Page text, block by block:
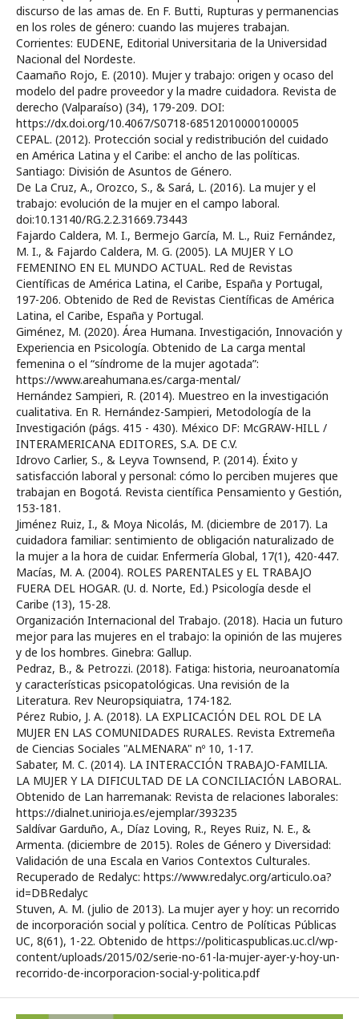
discurso de las amas de. En F. Butti, Rupturas y permanencias
en los roles de género: cuando las mujeres trabajan.
Corrientes: EUDENE, Editorial Universitaria de la Universidad
Nacional del Nordeste.
Caamaño Rojo, E. (2010). Mujer y trabajo: origen y ocaso del
modelo del padre proveedor y la madre cuidadora. Revista de
derecho (Valparaíso) (34), 179-209. DOI:
https://dx.doi.org/10.4067/S0718-68512010000100005
CEPAL. (2012). Protección social y redistribución del cuidado
en América Latina y el Caribe: el ancho de las políticas.
Santiago: División de Asuntos de Género.
De La Cruz, A., Orozco, S., & Sará, L. (2016). La mujer y el
trabajo: evolución de la mujer en el campo laboral.
doi:10.13140/RG.2.2.31669.73443
Fajardo Caldera, M. I., Bermejo García, M. L., Ruiz Fernández,
M. I., & Fajardo Caldera, M. G. (2005). LA MUJER Y LO
FEMENINO EN EL MUNDO ACTUAL. Red de Revistas
Científicas de América Latina, el Caribe, España y Portugal,
197-206. Obtenido de Red de Revistas Científicas de América
Latina, el Caribe, España y Portugal.
Giménez, M. (2020). Área Humana. Investigación, Innovación y
Experiencia en Psicología. Obtenido de La carga mental
femenina o el “síndrome de la mujer agotada”:
https://www.areahumana.es/carga-mental/
Hernández Sampieri, R. (2014). Muestreo en la investigación
cualitativa. En R. Hernández-Sampieri, Metodología de la
Investigación (págs. 415 - 430). México DF: McGRAW-HILL /
INTERAMERICANA EDITORES, S.A. DE C.V.
Idrovo Carlier, S., & Leyva Townsend, P. (2014). Éxito y
satisfacción laboral y personal: cómo lo perciben mujeres que
trabajan en Bogotá. Revista científica Pensamiento y Gestión,
153-181.
Jiménez Ruiz, I., & Moya Nicolás, M. (diciembre de 2017). La
cuidadora familiar: sentimiento de obligación naturalizado de
la mujer a la hora de cuidar. Enfermería Global, 17(1), 420-447.
Macías, M. A. (2004). ROLES PARENTALES y EL TRABAJO
FUERA DEL HOGAR. (U. d. Norte, Ed.) Psicología desde el
Caribe (13), 15-28.
Organización Internacional del Trabajo. (2018). Hacia un futuro
mejor para las mujeres en el trabajo: la opinión de las mujeres
y de los hombres. Ginebra: Gallup.
Pedraz, B., & Petrozzi. (2018). Fatiga: historia, neuroanatomía
y características psicopatológicas. Una revisión de la
Literatura. Rev Neuropsiquiatra, 174-182.
Pérez Rubio, J. A. (2018). LA EXPLICACIÓN DEL ROL DE LA
MUJER EN LAS COMUNIDADES RURALES. Revista Extremeña
de Ciencias Sociales "ALMENARA" nº 10, 1-17.
Sabater, M. C. (2014). LA INTERACCIÓN TRABAJO-FAMILIA.
LA MUJER Y LA DIFICULTAD DE LA CONCILIACIÓN LABORAL.
Obtenido de Lan harremanak: Revista de relaciones laborales:
https://dialnet.unirioja.es/ejemplar/393235
Saldívar Garduño, A., Díaz Loving, R., Reyes Ruiz, N. E., &
Armenta. (diciembre de 2015). Roles de Género y Diversidad:
Validación de una Escala en Varios Contextos Culturales.
Recuperado de Redalyc: https://www.redalyc.org/articulo.oa?
id=DBRedalyc
Stuven, A. M. (julio de 2013). La mujer ayer y hoy: un recorrido
de incorporación social y política. Centro de Políticas Públicas
UC, 8(61), 1-22. Obtenido de https://politicaspublicas.uc.cl/wp-
content/uploads/2015/02/serie-no-61-la-mujer-ayer-y-hoy-un-
recorrido-de-incorporacion-social-y-politica.pdf